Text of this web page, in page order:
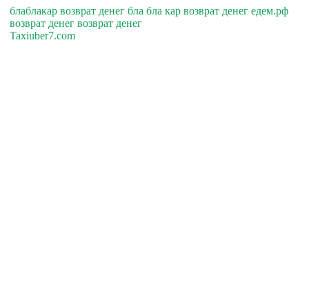
блаблакар возврат денег бла бла кар возврат денег едем.рф
возврат денег возврат денег
Taxiuber7.com